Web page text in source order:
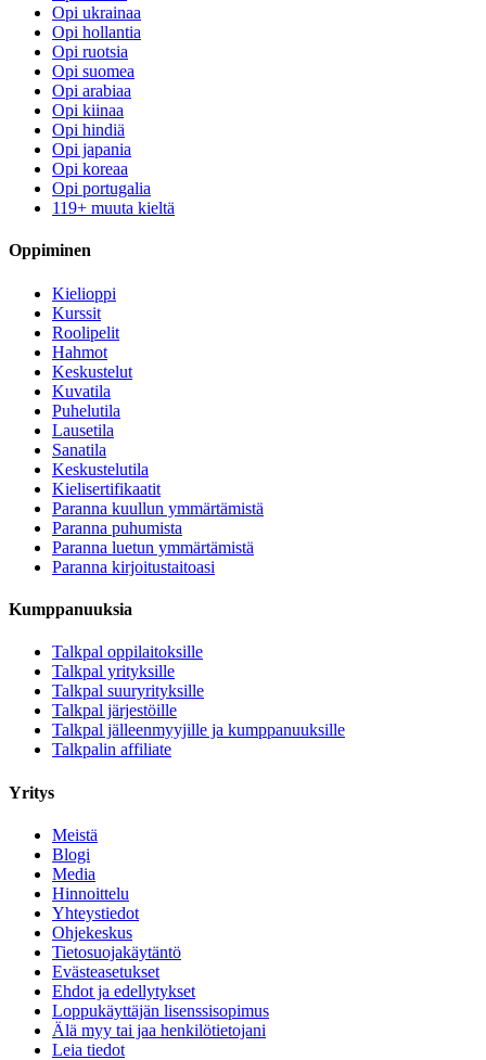
Opi ukrainaa
Opi hollantia
Opi ruotsia
Opi suomea
Opi arabiaa
Opi kiinaa
Opi hindiä
Opi japania
Opi koreaa
Opi portugalia
119+ muuta kieltä
Oppiminen
Kielioppi
Kurssit
Roolipelit
Hahmot
Keskustelut
Kuvatila
Puhelutila
Lausetila
Sanatila
Keskustelutila
Kielisertifikaatit
Paranna kuullun ymmärtämistä
Paranna puhumista
Paranna luetun ymmärtämistä
Paranna kirjoitustaitoasi
Kumppanuuksia
Talkpal oppilaitoksille
Talkpal yrityksille
Talkpal suuryrityksille
Talkpal järjestöille
Talkpal jälleenmyyjille ja kumppanuuksille
Talkpalin affiliate
Yritys
Meistä
Blogi
Media
Hinnoittelu
Yhteystiedot
Ohjekeskus
Tietosuojakäytäntö
Evästeasetukset
Ehdot ja edellytykset
Loppukäyttäjän lisenssisopimus
Älä myy tai jaa henkilötietojani
Leia tiedot